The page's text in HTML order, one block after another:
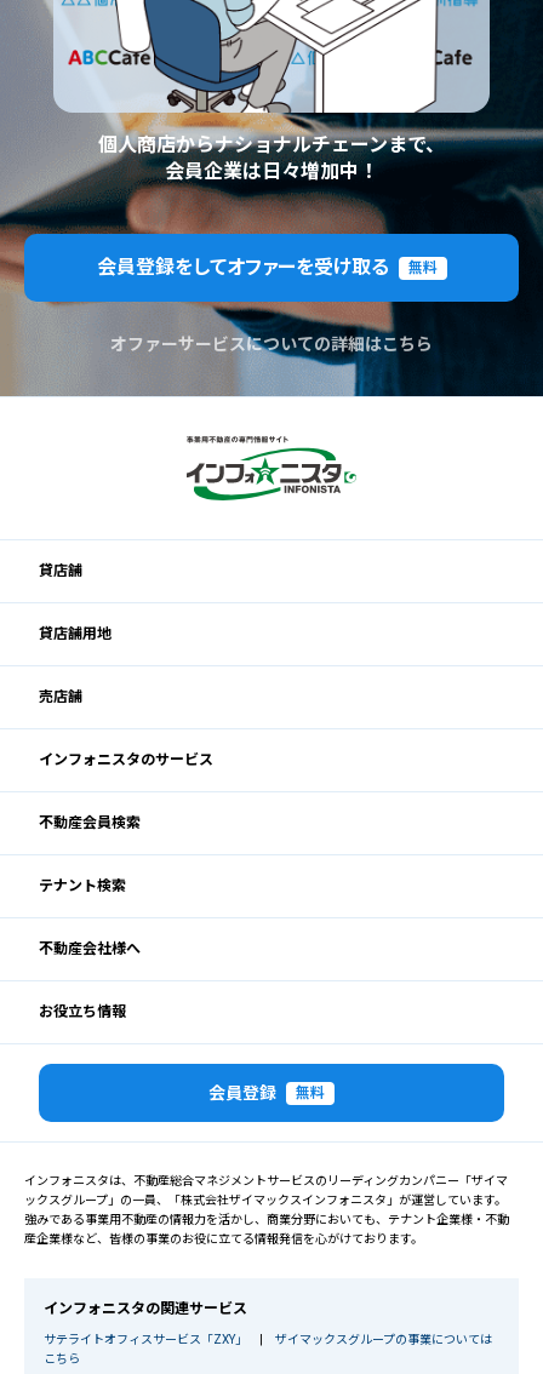
個人商店からナショナルチェーンまで、
会員企業は日々増加中！
会員登録をしてオファーを受け取る 無料
オファーサービスについての詳細はこちら
貸店舗
貸店舗用地
売店舗
インフォニスタのサービス
不動産会員検索
テナント検索
不動産会社様へ
お役立ち情報
会員登録 無料
インフォニスタは、不動産総合マネジメントサービスのリーディングカンパニー「ザイマ
ックスグループ」の一員、「株式会社ザイマックスインフォニスタ」が運営しています。
強みである事業用不動産の情報力を活かし、商業分野においても、テナント企業様・不動
産企業様など、皆様の事業のお役に立てる情報発信を心がけております。
インフォニスタの関連サービス
サテライトオフィスサービス「ZXY」
ザイマックスグループの事業については
こちら